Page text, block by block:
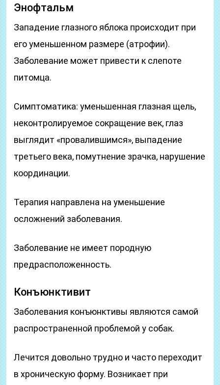
Энофтальм
Западение глазного яблока происходит при
его уменьшенном размере (атрофии).
Заболевание может привести к слепоте
питомца.
Симптоматика: уменьшенная глазная щель,
неконтролируемое сокращение век, глаз
выглядит «провалившимся», выпадение
третьего века, помутнение зрачка, нарушение
координации.
Терапия направлена на уменьшение
осложнений заболевания.
Заболевание не имеет породную
предрасположенность.
Конъюнктивит
Заболевания конъюнктивы являются самой
распространенной проблемой у собак.
Лечится довольно трудно и часто переходит
в хроническую форму. Возникает при